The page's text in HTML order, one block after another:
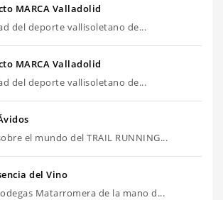
MARCA Valladolid
del deporte vallisoletano de...
MARCA Valladolid
del deporte vallisoletano de...
el mundo del TRAIL RUNNING...
del Vino
Matarromera de la mano d...